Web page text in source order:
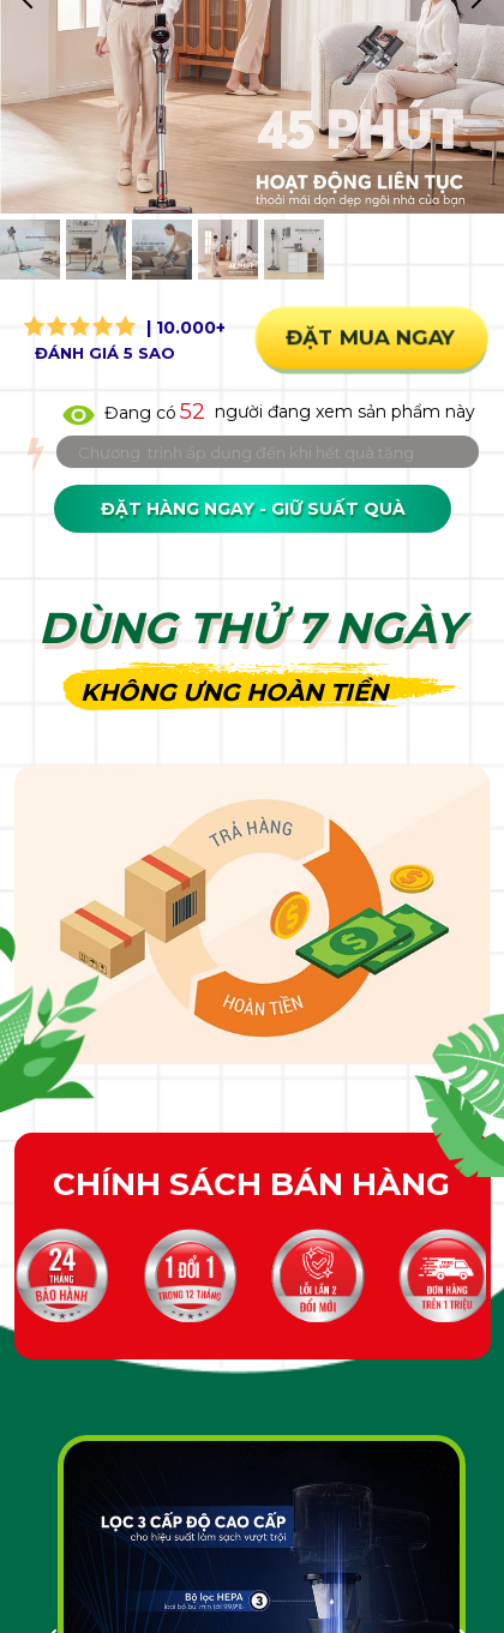
ĐẶT MUA NGAY
| 10.000+
ĐÁNH GIÁ 5 SAO
người đang xem sản phẩm này
Đang có 52
Chương trình áp dụng đến khi hết quà tặng
ĐẶT HÀNG NGAY - GIỮ SUẤT QUÀ
CHÍNH SÁCH BÁN HÀNG
KHÔNG ƯNG HOÀN TIỀN
DÙNG THỬ 7 NGÀY
DÙNG THỬ 7 NGÀY